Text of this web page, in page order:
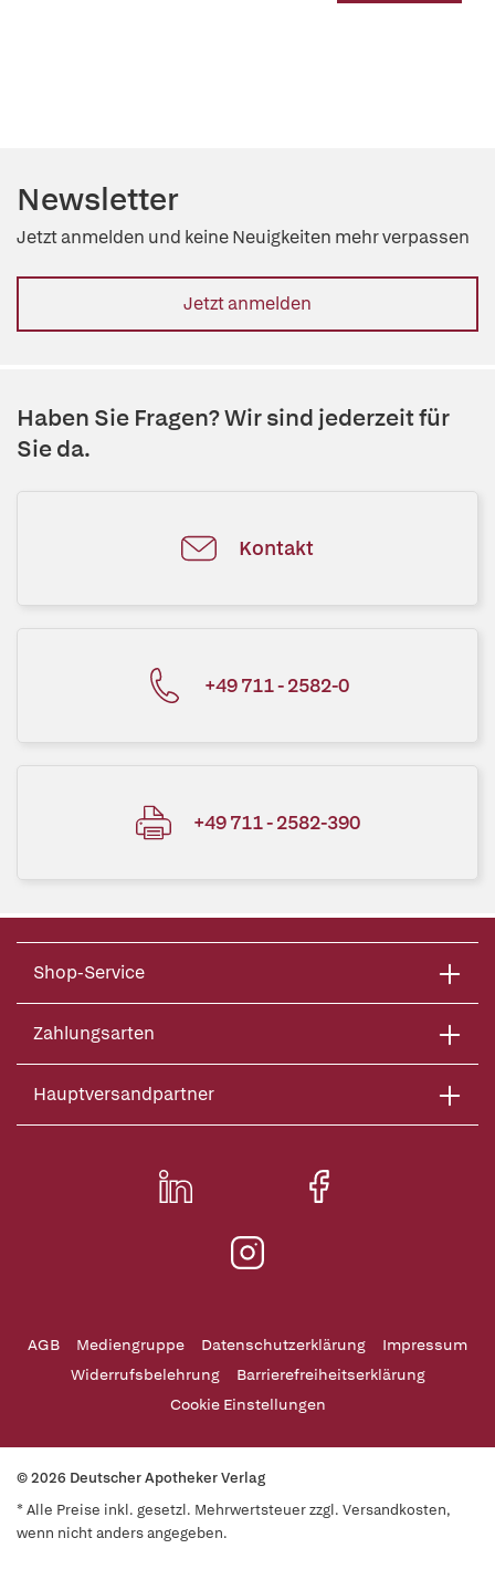
Newsletter
Jetzt anmelden und keine Neuigkeiten mehr verpassen
Jetzt anmelden
Haben Sie Fragen? Wir sind jederzeit für
Sie da.
Kontakt
+49 711 - 2582-0
+49 711 - 2582-390
Shop-Service
Zahlungsarten
Hauptversandpartner
AGB Mediengruppe Datenschutzerklärung
Impressum
Widerrufsbelehrung
Barrierefreiheitserklärung
Cookie Einstellungen
© 2026 Deutscher Apotheker Verlag
* Alle Preise inkl. gesetzl. Mehrwertsteuer zzgl. Versandkosten,
wenn nicht anders angegeben.